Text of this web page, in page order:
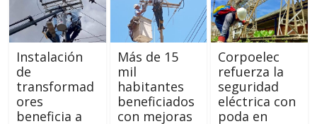
Instalación
de
transformad
ores
beneficia a
Más de 15
mil
habitantes
beneficiados
con mejoras
Corpoelec
refuerza la
seguridad
eléctrica con
poda en